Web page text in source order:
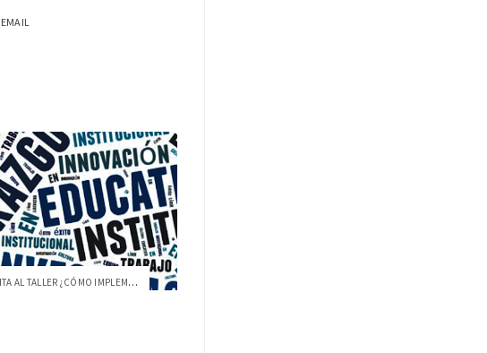
EMAIL
IDEA USFQ INVITA AL TALLER ¿CÓMO IMPLEME...